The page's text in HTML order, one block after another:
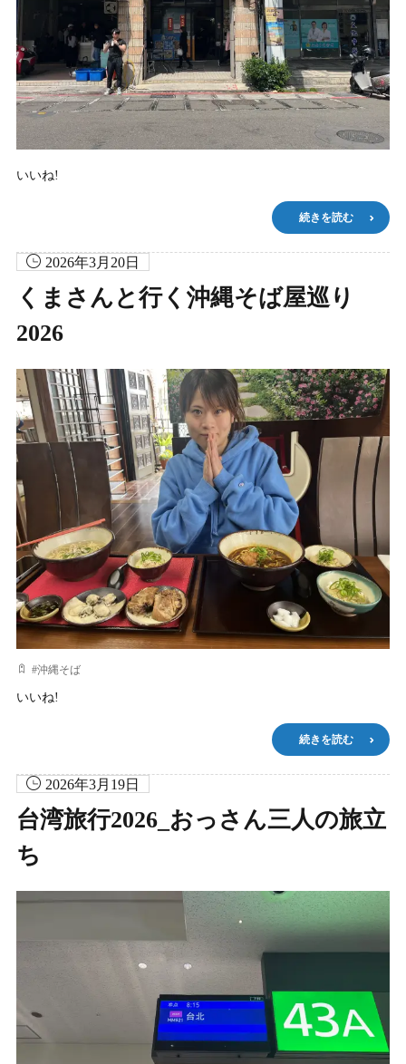
いいね!
続きを読む
2026年3月20日
くまさんと行く沖縄そば屋巡り
2026
#沖縄そば
いいね!
続きを読む
2026年3月19日
台湾旅行2026_おっさん三人の旅立
ち